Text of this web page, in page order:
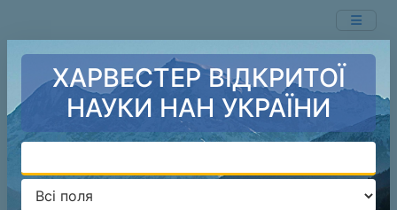
ХАРВЕСТЕР ВІДКРИТОЇ
НАУКИ НАН УКРАЇНИ